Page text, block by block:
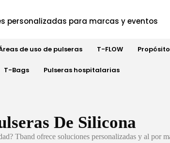
personalizadas para marcas y eventos
de uso de pulseras T-FLOW
T-Bags Pulseras hospitalarias
De Silicona
Tband ofrece soluciones personalizadas y al por